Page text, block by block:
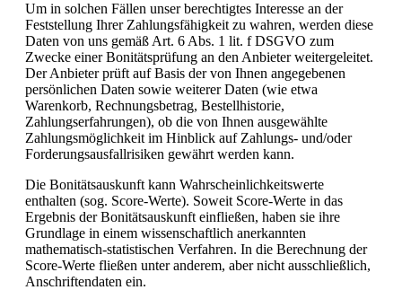
Um in solchen Fällen unser berechtigtes Interesse an der
Feststellung Ihrer Zahlungsfähigkeit zu wahren, werden diese
Daten von uns gemäß Art. 6 Abs. 1 lit. f DSGVO zum
Zwecke einer Bonitätsprüfung an den Anbieter weitergeleitet.
Der Anbieter prüft auf Basis der von Ihnen angegebenen
persönlichen Daten sowie weiterer Daten (wie etwa
Warenkorb, Rechnungsbetrag, Bestellhistorie,
Zahlungserfahrungen), ob die von Ihnen ausgewählte
Zahlungsmöglichkeit im Hinblick auf Zahlungs- und/oder
Forderungsausfallrisiken gewährt werden kann.
Die Bonitätsauskunft kann Wahrscheinlichkeitswerte
enthalten (sog. Score-Werte). Soweit Score-Werte in das
Ergebnis der Bonitätsauskunft einfließen, haben sie ihre
Grundlage in einem wissenschaftlich anerkannten
mathematisch-statistischen Verfahren. In die Berechnung der
Score-Werte fließen unter anderem, aber nicht ausschließlich,
Anschriftendaten ein.